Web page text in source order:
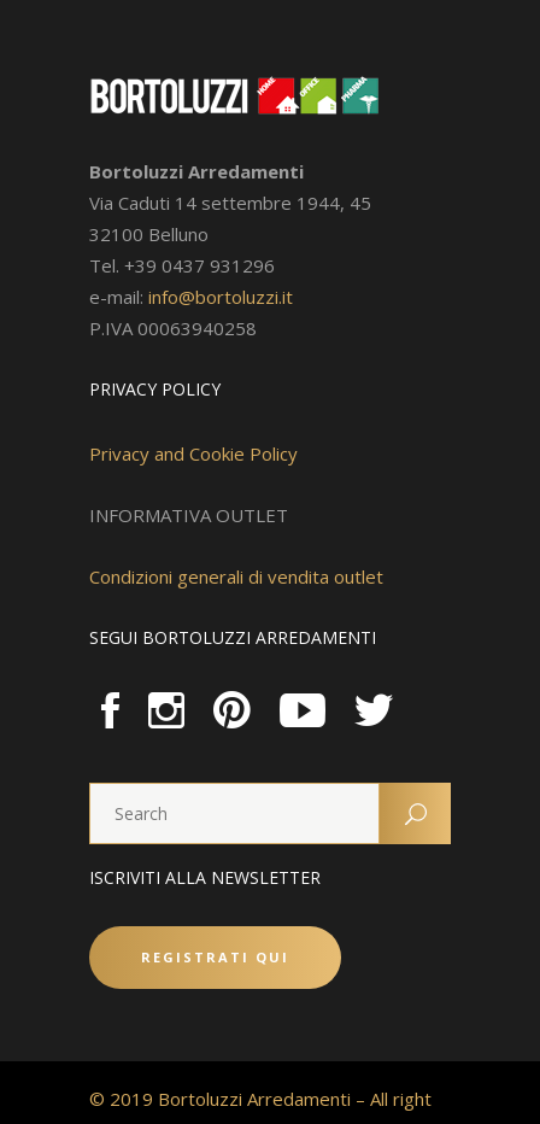
Bortoluzzi Arredamenti
Via Caduti 14 settembre 1944, 45
32100 Belluno
Tel. +39 0437 931296
e-mail: info@bortoluzzi.it
P.IVA 00063940258
PRIVACY POLICY
Privacy and Cookie Policy
INFORMATIVA OUTLET
Condizioni generali di vendita outlet
SEGUI BORTOLUZZI ARREDAMENTI
ISCRIVITI ALLA NEWSLETTER
REGISTRATI QUI
© 2019 Bortoluzzi Arredamenti – All right